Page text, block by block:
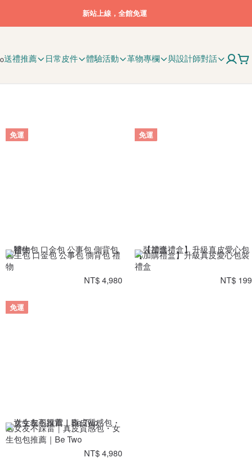
新站上線，全館免運
送禮推薦 日常皮件 體驗活動 革物專欄 與設計師對話
免運
醫生包 口金包 公事包 側背包 禮
物
NT$ 4,980
免運
【加購禮盒】升級真皮愛心包裝
禮盒
NT$ 199
免運
送女友不踩雷｜真皮質感包・女
生包包推薦｜Be Two
NT$ 4,980